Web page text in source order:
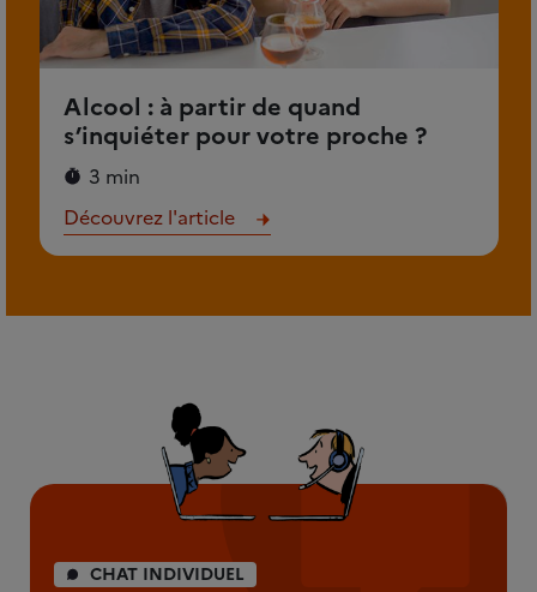
Alcool : à partir de quand
s’inquiéter pour votre proche ?
3 min
Découvrez l'article
CHAT INDIVIDUEL